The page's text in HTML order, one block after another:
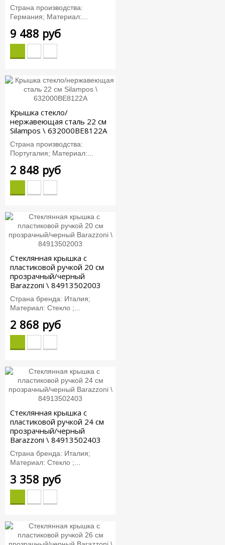
Страна производства:
Германия; Материал:...
9 488 руб
Крышка стекло/
нержавеющая сталь 22 см
Silampos \ 632000BE8122A
Страна производства:
Португалия; Материал:...
2 848 руб
Стеклянная крышка с
пластиковой ручкой 20 см
прозрачный/черный
Barazzoni \ 84913502003
Страна бренда: Италия;
Материал: Стекло ;...
2 868 руб
Стеклянная крышка с
пластиковой ручкой 24 см
прозрачный/черный
Barazzoni \ 84913502403
Страна бренда: Италия;
Материал: Стекло ;...
3 358 руб